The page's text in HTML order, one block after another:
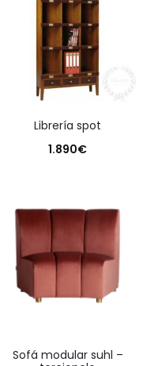
librería spot
1.890€
sofá modular suhl –